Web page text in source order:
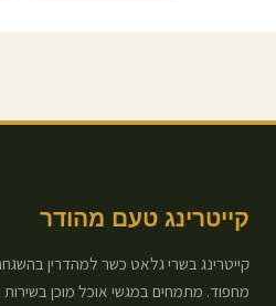
קייטרינג טעם מהודר
קייטרינג בשרי גלאט כשר למהדרין
מחפוד. מתמחים במגשי אוכל מוכן